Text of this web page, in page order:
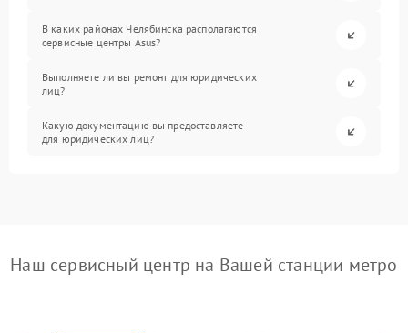
В каких районах Челябинска располагаются
сервисные центры Asus?
Выполняете ли вы ремонт для юридических
лиц?
Какую документацию вы предоставляете
для юридических лиц?
Наш сервисный центр на Вашей станции метро